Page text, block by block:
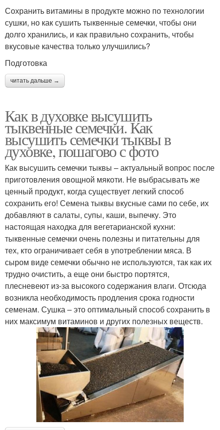
Сохранить витамины в продукте можно по технологии
сушки, но как сушить тыквенные семечки, чтобы они
долго хранились, и как правильно сохранить, чтобы
вкусовые качества только улучшились?
Подготовка
читать дальше →
Как в духовке высушить
тыквенные семечки. Как
высушить семечки тыквы в
духовке, пошагово с фото
Как высушить семечки тыквы – актуальный вопрос после
приготовления овощной мякоти. Не выбрасывать же
ценный продукт, когда существует легкий способ
сохранить его! Семена тыквы вкусные сами по себе, их
добавляют в салаты, супы, каши, выпечку. Это
настоящая находка для вегетарианской кухни:
тыквенные семечки очень полезны и питательны для
тех, кто ограничивает себя в употреблении мяса. В
сыром виде семечки обычно не используются, так как их
трудно очистить, а еще они быстро портятся,
плесневеют из-за высокого содержания влаги. Отсюда
возникла необходимость продления срока годности
семенам. Сушка – это оптимальный способ сохранить в
них максимум витаминов и других полезных веществ.